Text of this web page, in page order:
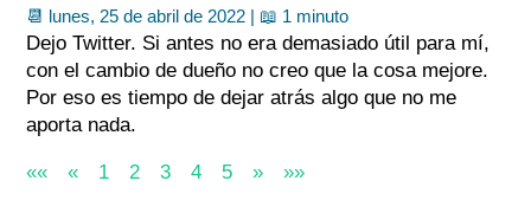
📆 lunes, 25 de abril de 2022 | 📖 1 minuto
Dejo Twitter. Si antes no era demasiado útil para mí,
con el cambio de dueño no creo que la cosa mejore.
Por eso es tiempo de dejar atrás algo que no me
aporta nada.
«« « 1 2 3 4 5 » »»